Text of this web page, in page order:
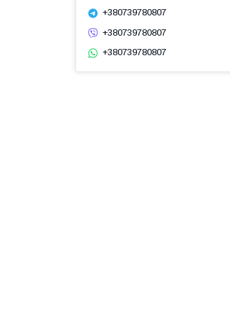
+380739780807
+380739780807
+380739780807